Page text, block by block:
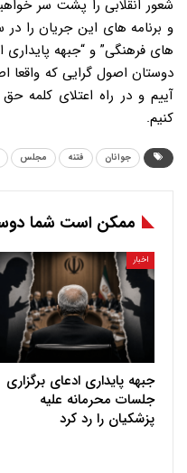
جوانان فتنه مجلس
ممکن است شما
اخبار
جبهه پایداری ادعای برگزاری
جلسات محرمانه علیه
پزشکیان را رد کرد